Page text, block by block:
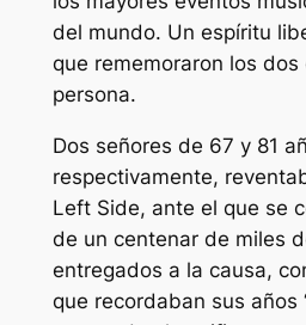
del mundo. Un espíritu
que rememoraron los dos
persona.
Dos señores de 67 y 81
respectivamente,
Left Side, ante el que se
de un centenar de miles
entregados a la causa,
que recordaban sus años